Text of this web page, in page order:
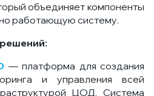
объединяет компоненты
работающую систему.
— платформа для создания
и управления всей
ЦОД. Система